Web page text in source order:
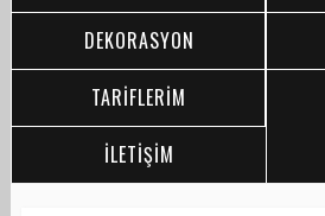
DEKORASYON
TARİFLERİM
İLETİŞİM